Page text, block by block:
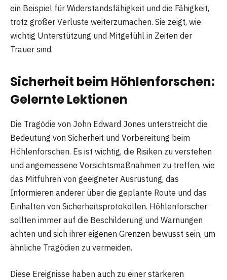
ein Beispiel für Widerstandsfähigkeit und die Fähigkeit,
trotz großer Verluste weiterzumachen. Sie zeigt, wie
wichtig Unterstützung und Mitgefühl in Zeiten der
Trauer sind.
Sicherheit beim Höhlenforschen:
Gelernte Lektionen
Die Tragödie von John Edward Jones unterstreicht die
Bedeutung von Sicherheit und Vorbereitung beim
Höhlenforschen. Es ist wichtig, die Risiken zu verstehen
und angemessene Vorsichtsmaßnahmen zu treffen, wie
das Mitführen von geeigneter Ausrüstung, das
Informieren anderer über die geplante Route und das
Einhalten von Sicherheitsprotokollen. Höhlenforscher
sollten immer auf die Beschilderung und Warnungen
achten und sich ihrer eigenen Grenzen bewusst sein, um
ähnliche Tragödien zu vermeiden.
Diese Ereignisse haben auch zu einer stärkeren